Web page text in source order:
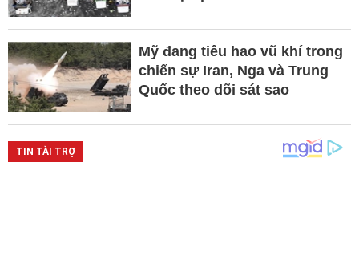
Mỹ đang tiêu hao vũ khí trong
chiến sự Iran, Nga và Trung
Quốc theo dõi sát sao